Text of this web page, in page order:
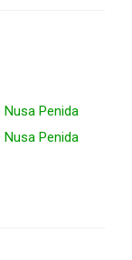
Penida
Penida